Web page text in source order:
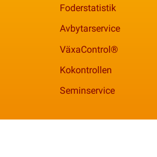
Foderstatistik
Avbytarservice
VäxaControl®
Kokontrollen
Seminservice